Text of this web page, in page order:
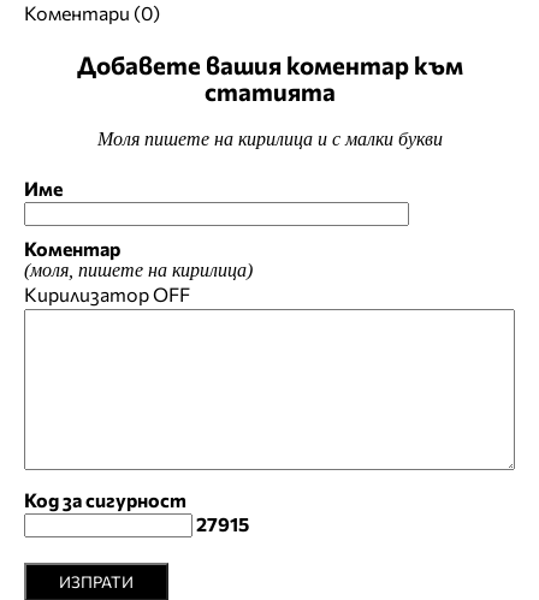
Коментари (0)
Добавете вашия коментар към
статията
Моля пишете на кирилица и с малки букви
Име
Коментар
(моля, пишете на кирилица)
КирилизаторOFF
Код за сигурност
27915
ИЗПРАТИ